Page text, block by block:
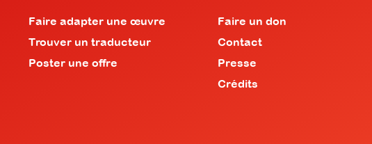
Faire adapter une œuvre
Trouver un traducteur
Poster une offre
Faire un don
Contact
Presse
Crédits